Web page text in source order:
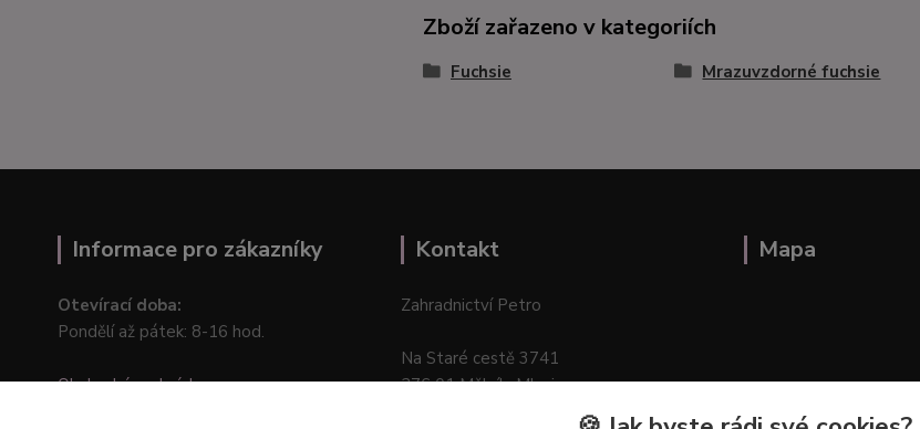
Zboží zařazeno v kategoriích
Fuchsie Mrazuvzdorné fuchsie
Informace pro zákazníky
Otevírací doba:
Pondělí až pátek: 8-16 hod.
Obchodní podmínky
Kontakt
Zahradnictví Petro
Na Staré cestě 3741
276 01 Mělník–Mlazice
Mapa